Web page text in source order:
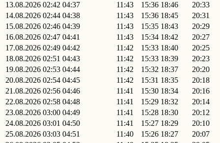
13.08.2026 02:42 04:37 11:43 15:36 18:46
20:33
14.08.2026 02:44 04:38 11:43 15:36 18:45
20:31
15.08.2026 02:46 04:39 11:43 15:35 18:43
20:29
16.08.2026 02:47 04:41 11:43 15:34 18:42
20:27
17.08.2026 02:49 04:42 11:42 15:33 18:40
20:25
18.08.2026 02:51 04:43 11:42 15:33 18:39
20:23
19.08.2026 02:53 04:44 11:42 15:32 18:37
20:20
20.08.2026 02:54 04:45 11:42 15:31 18:35
20:18
21.08.2026 02:56 04:46 11:41 15:30 18:34
20:16
22.08.2026 02:58 04:48 11:41 15:29 18:32
20:14
23.08.2026 03:00 04:49 11:41 15:28 18:30
20:12
24.08.2026 03:01 04:50 11:41 15:27 18:29
20:10
25.08.2026 03:03 04:51 11:40 15:26 18:27
20:07